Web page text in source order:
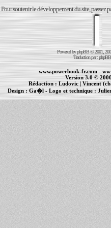
Pour soutenir le développement du site, passez
Powered byphpBB© 2001,
Traduction par :
www.powerbook-fr.com -
Version 3.0 ©
Rédaction : Ludovic|Vincent
Design :Ga�l - Logo et technique :
|